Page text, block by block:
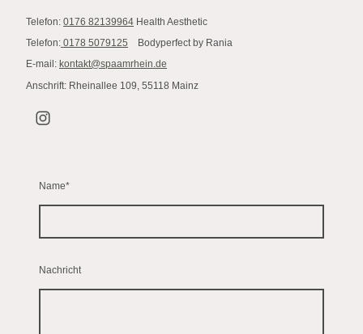
Telefon: 0176 82139964 Health Aesthetic
Telefon: 0178 5079125 Bodyperfect by Rania
E-mail: kontakt@spaamrhein.de
Anschrift: Rheinallee 109, 55118 Mainz
Name*
Nachricht